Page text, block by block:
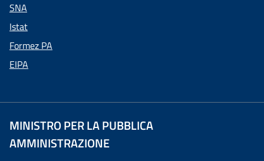
SNA
Istat
Formez PA
EIPA
MINISTRO PER LA PUBBLICA
AMMINISTRAZIONE